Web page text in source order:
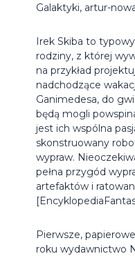
Galaktyki, artur-
Irek Skiba to
rodziny, z której
na przykład
nadchodzące
Ganimedesa, do
będą mogli
jest ich wspólna
skonstruowany
wypraw.
pełna przygód
artefaktów i
Pierwsze,
roku wydawnictwo